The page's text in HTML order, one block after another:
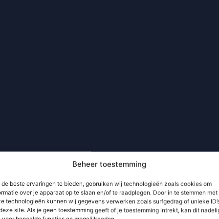
Beheer toestemming
de beste ervaringen te bieden, gebruiken wij technologieën zoals cookies om
over je apparaat op te slaan en/of te raadplegen. Door in te stemmen met
technologieën kunnen wij gegevens verwerken zoals surfgedrag of unieke
site. Als je geen toestemming geeft of je toestemming intrekt, kan dit